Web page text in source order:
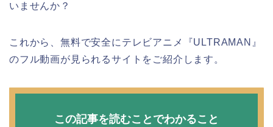
いませんか？
これから、無料で安全にテレビアニメ『ULTRAMAN』
のフル動画が見られるサイトをご紹介します。
この記事を読むことでわかること